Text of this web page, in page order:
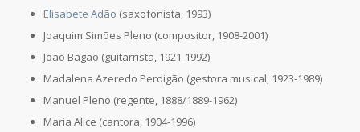
Elisabete Adão (saxofonista, 1993)
Joaquim Simões Pleno (compositor, 1908-2001)
João Bagão (guitarrista, 1921-1992)
Madalena Azeredo Perdigão (gestora musical, 1923-1989)
Manuel Pleno (regente, 1888/1889-1962)
Maria Alice (cantora, 1904-1996)